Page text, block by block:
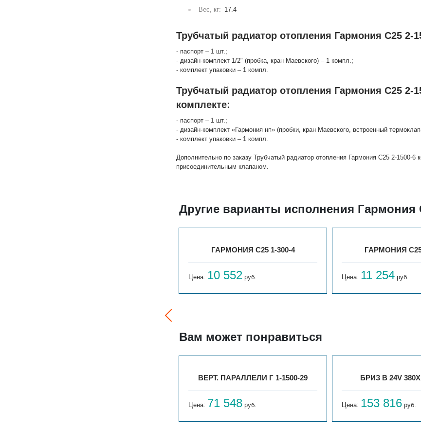
Вес, кг: 17.4
Трубчатый радиатор отопления Гармония С25 2-
- паспорт – 1 шт.;
- дизайн-комплект 1/2" (пробка, кран Маевского) – 1 компл.;
- комплект упаковки – 1 компл.
Трубчатый радиатор отопления Гармония С25
комплекте:
- паспорт – 1 шт.;
- дизайн-комплект «Гармония нп» (пробки, кран Маевского, встроенный
- комплект упаковки – 1 компл.
Дополнительно по заказу Трубчатый радиатор отопления Гармония С25 2-1500-6
присоединительным клапаном.
Другие варианты исполнения Гармония
ГАРМОНИЯ С25 1-300-4
Цена: 10 552 руб.
ГАРМОНИЯ С25
Цена: 11 254 руб.
Вам может понравиться
ВЕРТ. ПАРАЛЛЕЛИ Г 1-1500-29
Цена: 71 548 руб.
БРИЗ В 24V
Цена: 153 816 руб.